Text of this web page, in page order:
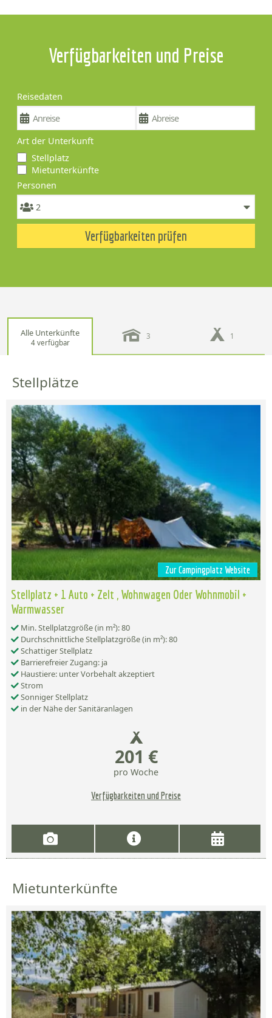
Verfügbarkeiten und Preise
Reisedaten
Art der Unterkunft
Stellplatz
Mietunterkünfte
Personen
Verfügbarkeiten prüfen
Alle Unterkünfte
4 verfügbar
3 1
Stellplätze
Zur Campingplatz Website
Stellplatz + 1 Auto + Zelt , Wohnwagen Oder Wohnmobil +
Warmwasser
Min. Stellplatzgröße (in m²): 80
Durchschnittliche Stellplatzgröße (in m²): 80
Schattiger Stellplatz
Barrierefreier Zugang: ja
Haustiere: unter Vorbehalt akzeptiert
Strom
Sonniger Stellplatz
in der Nähe der Sanitäranlagen
201 €
pro Woche
Verfügbarkeiten und Preise
Mietunterkünfte